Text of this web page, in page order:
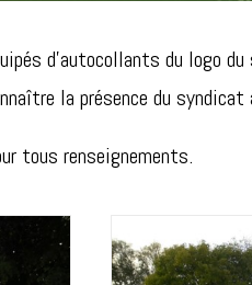
d’autocollants du logo
la présence du syndicat
tous renseignements.